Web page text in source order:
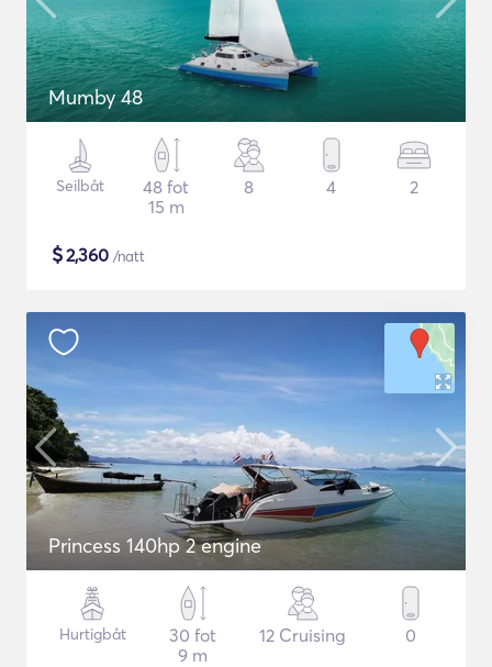
Mumby 48
Seilbåt
48 fot
15 m
8 4 2
$2,360 /natt
Princess 140hp 2 engine
Hurtigbåt
30 fot
9 m
12 Cruising 0